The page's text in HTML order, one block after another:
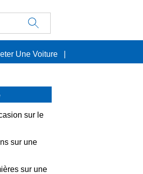
Une Voiture
sur le
sur une
sur une